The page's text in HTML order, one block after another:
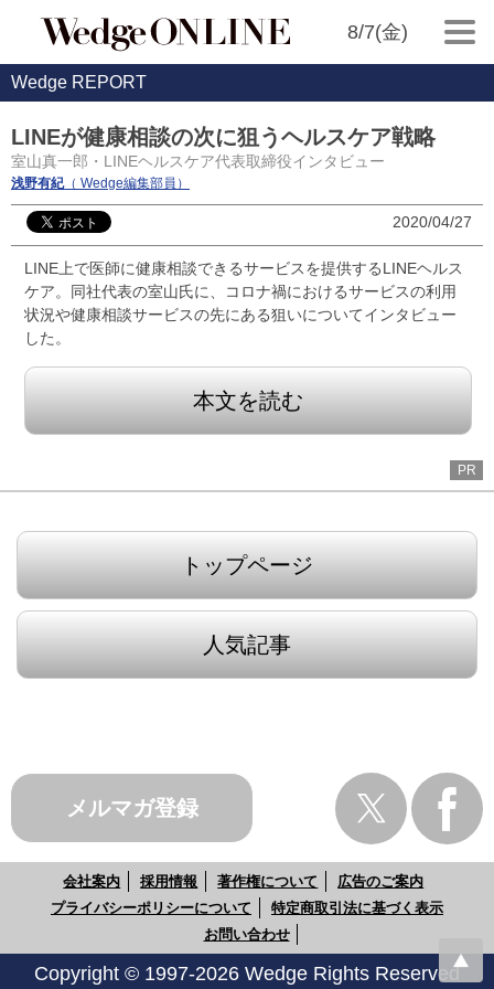
8/7(金)
Wedge REPORT
LINEが健康相談の次に狙うヘルスケア戦略
室山真一郎・LINEヘルスケア代表取締役インタビュー
浅野有紀（ Wedge編集部員）
2020/04/27
LINE上で医師に健康相談できるサービスを提供するLINEヘルス
ケア。同社代表の室山氏に、コロナ禍におけるサービスの利用
状況や健康相談サービスの先にある狙いについてインタビュー
した。
本文を読む
PR
トップページ
人気記事
メルマガ登録
会社案内 採用情報 著作権について
広告のご案内
プライバシーポリシーについて
特定商取引法に基づく表示
お問い合わせ
Copyright © 1997-2026 Wedge Rights Reserved